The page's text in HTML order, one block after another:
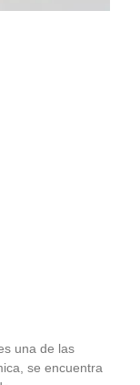
una de las
se encuentra